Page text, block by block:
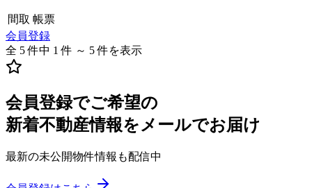
間取 帳票
会員登録
全 5 件中 1 件 ～ 5 件を表示
会員登録でご希望の
新着不動産情報をメールでお届け
最新の未公開物件情報も配信中